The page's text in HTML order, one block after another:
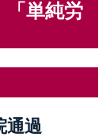
単純労
通過